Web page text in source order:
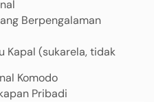
Berpengalaman
Kapal (sukarela, tidak
Komodo
Pribadi